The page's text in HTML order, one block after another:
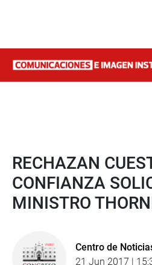
RECHAZAN
CONFIANZA
MINISTRO
Centro de
21 Jun 2017 |